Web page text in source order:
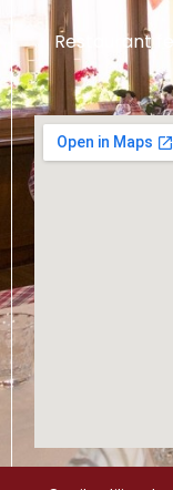
Restaurant